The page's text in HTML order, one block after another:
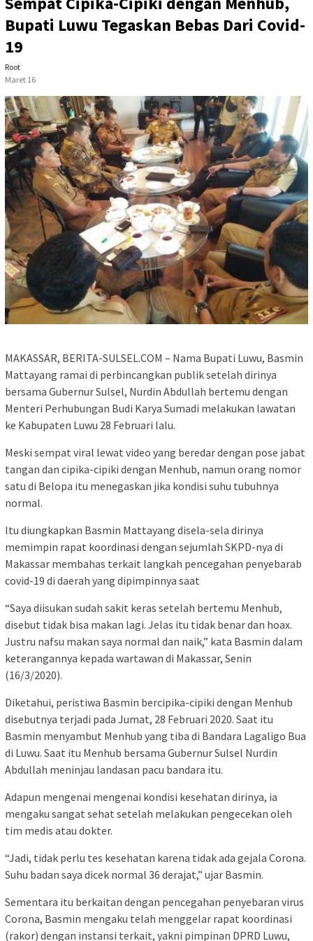
Bupati Luwu Tegaskan Bebas Dari Covid-
19
Root
Maret 16
MAKASSAR, BERITA-SULSEL.COM – Nama Bupati Luwu, Basmin
Mattayang ramai di perbincangkan publik setelah dirinya
bersama Gubernur Sulsel, Nurdin Abdullah bertemu dengan
Menteri Perhubungan Budi Karya Sumadi melakukan lawatan
ke Kabupaten Luwu 28 Februari lalu.
Meski sempat viral lewat video yang beredar dengan pose jabat
tangan dan cipika-cipiki dengan Menhub, namun orang nomor
satu di Belopa itu menegaskan jika kondisi suhu tubuhnya
normal.
Itu diungkapkan Basmin Mattayang disela-sela dirinya
memimpin rapat koordinasi dengan sejumlah SKPD-nya di
Makassar membahas terkait langkah pencegahan penyebarab
covid-19 di daerah yang dipimpinnya saat
“Saya diisukan sudah sakit keras setelah bertemu Menhub,
disebut tidak bisa makan lagi. Jelas itu tidak benar dan hoax.
Justru nafsu makan saya normal dan naik,” kata Basmin dalam
keterangannya kepada wartawan di Makassar, Senin
(16/3/2020).
Diketahui, peristiwa Basmin bercipika-cipiki dengan Menhub
disebutnya terjadi pada Jumat, 28 Februari 2020. Saat itu
Basmin menyambut Menhub yang tiba di Bandara Lagaligo Bua
di Luwu. Saat itu Menhub bersama Gubernur Sulsel Nurdin
Abdullah meninjau landasan pacu bandara itu.
Adapun mengenai mengenai kondisi kesehatan dirinya, ia
mengaku sangat sehat setelah melakukan pengecekan oleh
tim medis atau dokter.
“Jadi, tidak perlu tes kesehatan karena tidak ada gejala Corona.
Suhu badan saya dicek normal 36 derajat,” ujar Basmin.
Sementara itu berkaitan dengan pencegahan penyebaran virus
Corona, Basmin mengaku telah menggelar rapat koordinasi
(rakor) dengan instansi terkait, yakni pimpinan DPRD Luwu,